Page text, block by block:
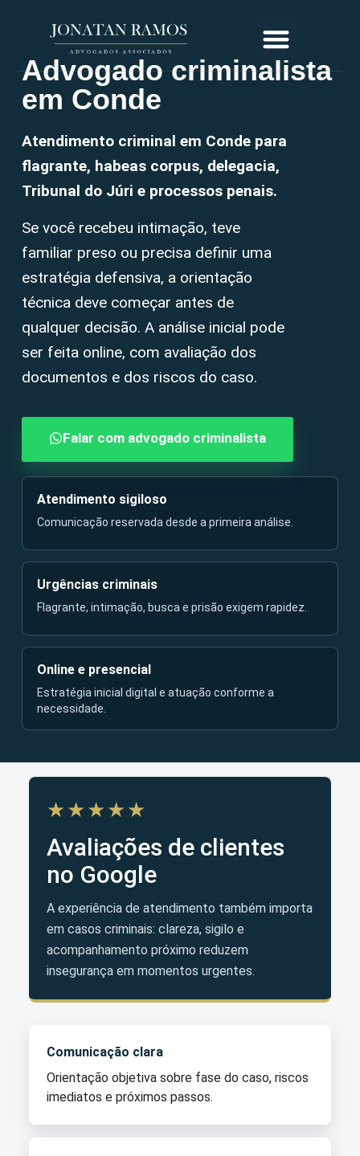
Advogado criminalista
em Conde
Atendimento criminal em Conde para
flagrante, habeas corpus, delegacia,
Tribunal do Júri e processos penais.
Se você recebeu intimação, teve
familiar preso ou precisa definir uma
estratégia defensiva, a orientação
técnica deve começar antes de
qualquer decisão. A análise inicial pode
ser feita online, com avaliação dos
documentos e dos riscos do caso.
Falar com advogado criminalista
Atendimento sigiloso
Comunicação reservada desde a primeira análise.
Urgências criminais
Flagrante, intimação, busca e prisão exigem rapidez.
Online e presencial
Estratégia inicial digital e atuação conforme a
necessidade.
★★★★★
Avaliações de clientes
no Google
A experiência de atendimento também importa
em casos criminais: clareza, sigilo e
acompanhamento próximo reduzem
insegurança em momentos urgentes.
Comunicação clara
Orientação objetiva sobre fase do caso, riscos
imediatos e próximos passos.